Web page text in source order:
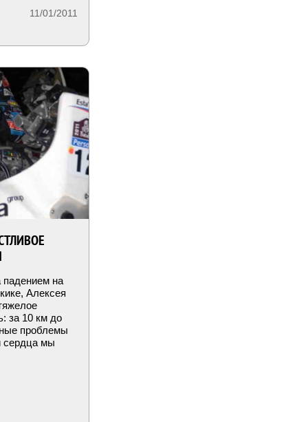
11/01/2011
падением на
Алексея
за 10 км до
проблемы
сердца мы